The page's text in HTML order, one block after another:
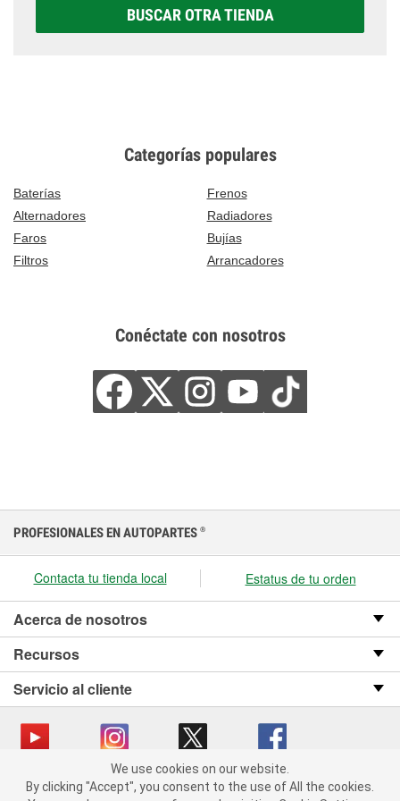
BUSCAR OTRA TIENDA
Categorías populares
Baterías
Frenos
Alternadores
Radiadores
Faros
Bujías
Filtros
Arrancadores
Conéctate con nosotros
We use cookies on our website. By clicking "Accept", you consent
to the use of All the cookies.
PROFESIONALES EN AUTOPARTES ®
Contacta tu tienda local Estatus de tu orden
Acerca de nosotros
Recursos
Servicio al cliente
Copyright © 2008-2026 O’Reilly Auto Parts v OST_3.2.0.0.729 (3) cv1361
We use cookies on our website.
By clicking "Accept", you consent to the use of All the cookies.